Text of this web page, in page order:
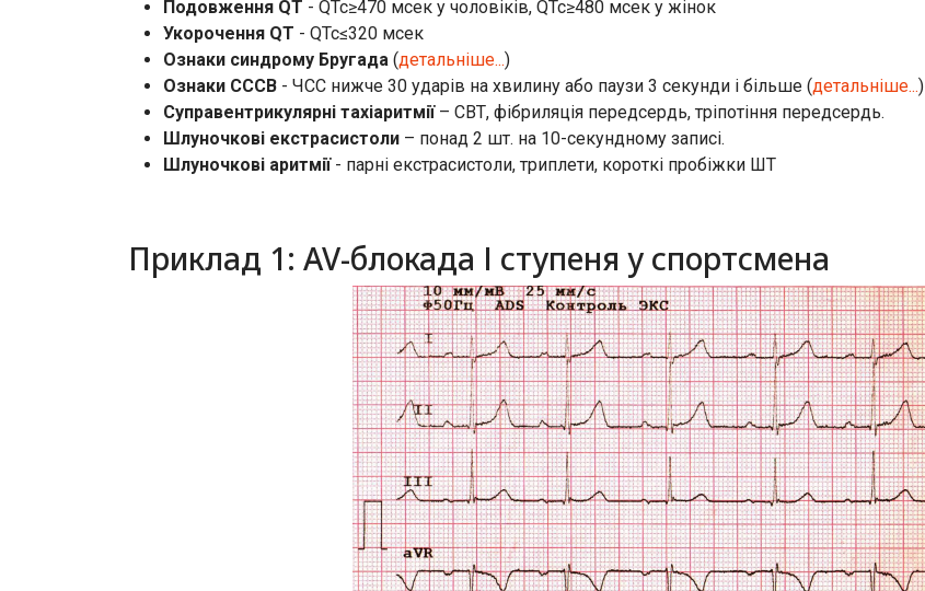
Подовження QT - QTc≥470 мсек у чоловіків, QTc≥480 мсек у жінок
Укорочення QT - QTc≤320 мсек
Ознаки синдрому Бругада (детальніше...)
Ознаки СССВ - ЧСС нижче 30 ударів на хвилину або паузи 3 секунди і більше (детальніше...)
Суправентрикулярні тахіаритмії– СВТ, фібриляція передсердь, тріпотіння передсердь.
Шлуночкові екстрасистоли – понад 2 шт. на 10-секундному записі.
Шлуночкові аритмії- парні екстрасистоли, триплети, короткі пробіжки ШТ
Приклад 1: AV-блокада І ступеня у спортсмена